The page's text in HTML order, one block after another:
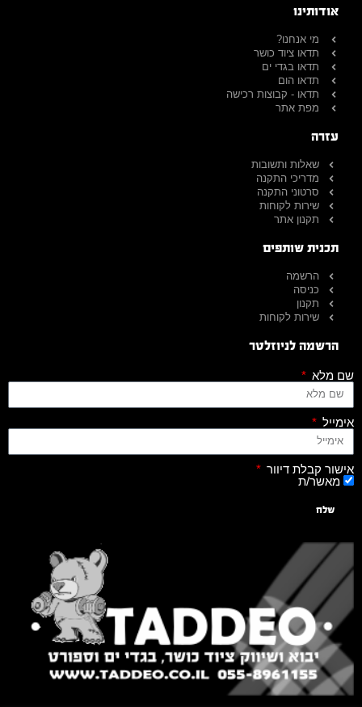
אודותינו
מי אנחנו?
תדאו ציוד כושר
תדאו בגדי ים
תדאו הום
תדאו - קבוצות רכישה
מפת אתר
עזרה
שאלות ותשובות
מדריכי התקנה
סרטוני התקנה
שירות לקוחות
תקנון אתר
תכנית שותפים
הרשמה
כניסה
תקנון
שירות לקוחות
הרשמה לניוזלטר
שם מלא
אימייל
אישור קבלת דיוור
מאשר/ת
שלח